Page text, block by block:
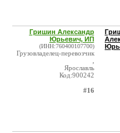
Гришин Александр
Юрьевич, ИП
(ИНН:760400107700)
Грузовладелец-перевозчик
Ярославль
Код:900242
#16